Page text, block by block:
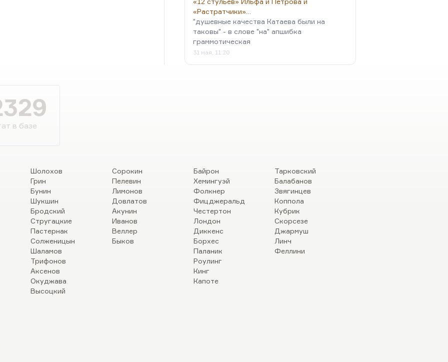
«Растратчики»…
"душевные качества Катаева были на
таковы" - в слове "на" апшибка
граммотическая
31 мая, 11:20
в базе
Шолохов
Грин
Бунин
Шукшин
Бродский
Стругацкие
Пастернак
Солженицын
Шаламов
Трифонов
Аксенов
Окуджава
Высоцкий
Сорокин
Пелевин
Лимонов
Довлатов
Акунин
Иванов
Веллер
Быков
Байрон
Хемингуэй
Фолкнер
Фицджеральд
Честертон
Лондон
Диккенс
Борхес
Паланик
Роулинг
Кинг
Капоте
Тарковский
Балабанов
Звягинцев
Коппола
Кубрик
Скорсезе
Джармуш
Линч
Феллини